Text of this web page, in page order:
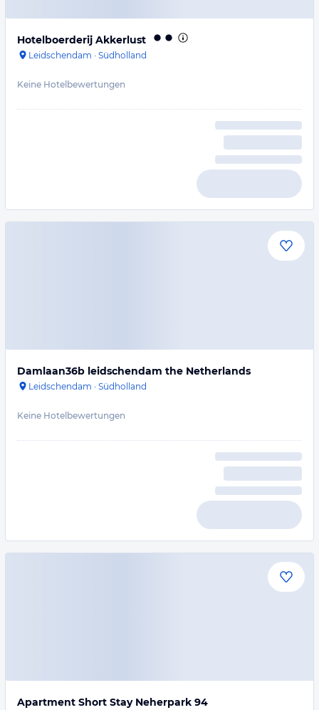
Hotelboerderij Akkerlust
Leidschendam · Südholland
Keine Hotelbewertungen
Damlaan36b leidschendam the Netherlands
Leidschendam · Südholland
Keine Hotelbewertungen
Apartment Short Stay Neherpark 94